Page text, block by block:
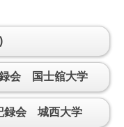
録会 国士舘大学
録会 城西大学